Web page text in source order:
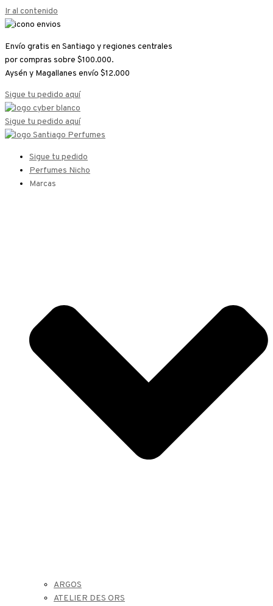
Ir al contenido
Envío gratis en Santiago y regiones centrales
por compras sobre $100.000.
Aysén y Magallanes envío $12.000
Sigue tu pedido aquí
Sigue tu pedido aquí
Sigue tu pedido
Perfumes Nicho
Marcas
ARGOS
ATELIER DES ORS